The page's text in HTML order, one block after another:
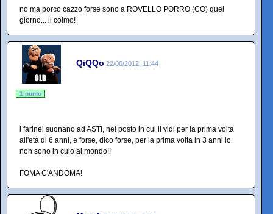
no ma porco cazzo forse sono a ROVELLO PORRO (CO) quel
giorno... il colmo!
QiQQo 22/06/2012, 11:44
1 punto
i farinei suonano ad ASTI, nel posto in cui li vidi per la prima volta
all'età di 6 anni, e forse, dico forse, per la prima volta in 3 anni io
non sono in culo al mondo!!
FOMA C'ANDOMA!